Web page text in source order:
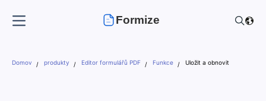
Formize
Domov produkty Editor formulářů PDF Funkce Uložit a obnovit